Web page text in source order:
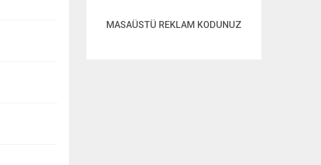
MASAÜSTÜ REKLAM KODUNUZ